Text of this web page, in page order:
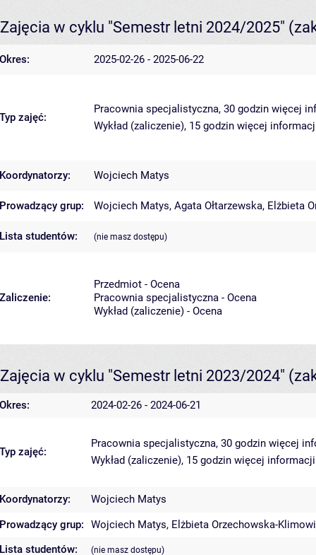
Zajęcia w cyklu "Semestr letni 2024/2025"
Okres: 2025-02-26 - 2025-06-22
Typ zajęć:
Pracownia specjalistyczna, 30 godzin więcej
Wykład (zaliczenie), 15 godzin więcej
Koordynatorzy: Wojciech Matys
Prowadzący grup: Wojciech Matys, Agata Ołtarzewska, Elżbieta
Lista studentów: (nie masz dostępu)
Zaliczenie:
Przedmiot - Ocena
Pracownia specjalistyczna - Ocena
Wykład (zaliczenie) - Ocena
Zajęcia w cyklu "Semestr letni 2023/2024"
Okres: 2024-02-26 - 2024-06-21
Typ zajęć:
Pracownia specjalistyczna, 30 godzin więcej
Wykład (zaliczenie), 15 godzin więcej informacji
Koordynatorzy:
Wojciech Matys
Prowadzący grup:
Wojciech Matys, Elżbieta Orzechowska-
Lista studentów:
(nie masz dostępu)